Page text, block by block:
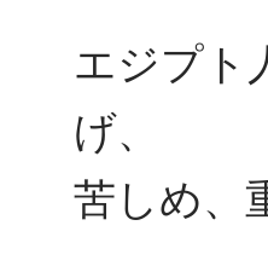
エジプト
げ、
苦しめ、